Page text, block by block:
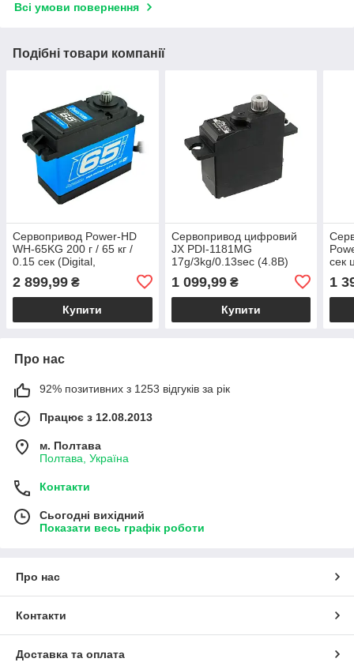
Всі умови повернення
Подібні товари компанії
Сервопривод Power-HD
WH-65KG 200 г / 65 кг /
0.15 сек (Digital,
2 899,99 ₴
Купити
Сервопривод цифровий
JX PDI-1181MG
17g/3kg/0.13sec (4.8В)
1 099,99₴
Купити
сек
1
Про нас
92% позитивних з 1253 відгуків за рік
Працює з 12.08.2013
м. Полтава
Полтава, Україна
Контакти
Сьогодні вихідний
Показати весь графік роботи
Про нас
Контакти
Доставка та оплата